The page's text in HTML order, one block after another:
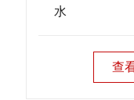
水
查